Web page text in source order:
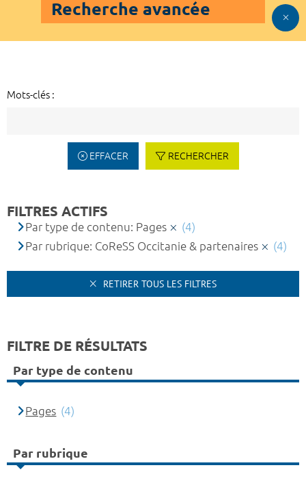
Recherche avancée
Mots-clés :
EFFACER RECHERCHER
FILTRES ACTIFS
Par type de contenu: Pages
(4)
Par rubrique: CoReSS Occitanie & partenaires
(4)
RETIRER TOUS LES FILTRES
FILTRE DE RÉSULTATS
Par type de contenu
Pages (4)
Par rubrique